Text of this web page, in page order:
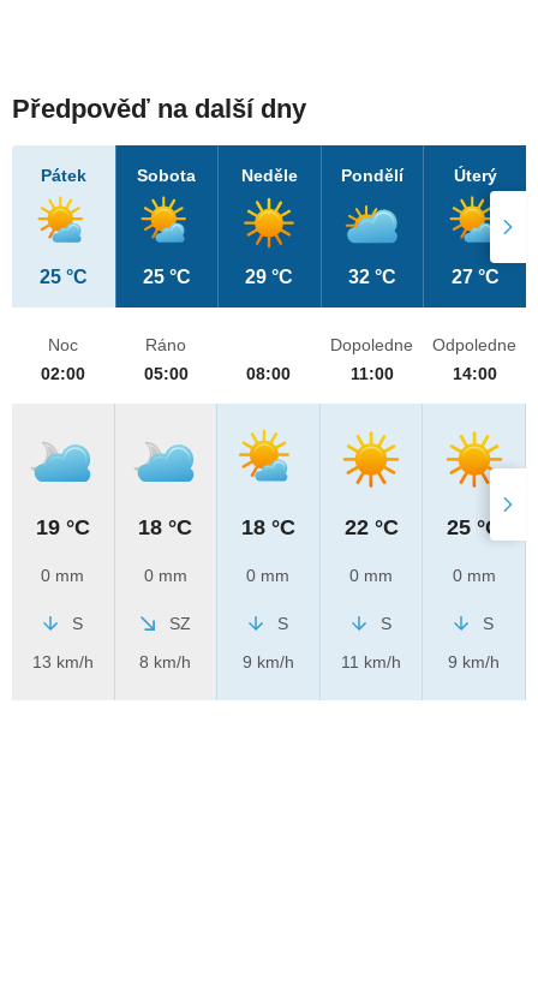
Předpověď na další dny
Pátek
25 °C
Sobota
25 °C
Neděle
29 °C
Pondělí
32 °C
Úterý
27 °C
Noc
02:00
19 °C
0 mm
S
13 km/h
Ráno
05:00
18 °C
0 mm
SZ
8 km/h
08:00
18 °C
0 mm
S
9 km/h
Dopoledne
11:00
22 °C
0 mm
S
11 km/h
Odpoledne
14:00
25 °C
0 mm
S
9 km/h